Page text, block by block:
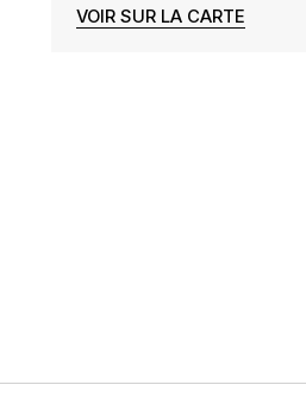
VOIR SUR LA CARTE